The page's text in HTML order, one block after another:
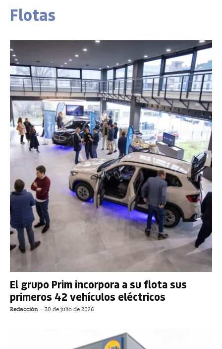
Flotas
El grupo Prim incorpora a su flota sus
primeros 42 vehículos eléctricos
Redacción - 30 de julio de 2026